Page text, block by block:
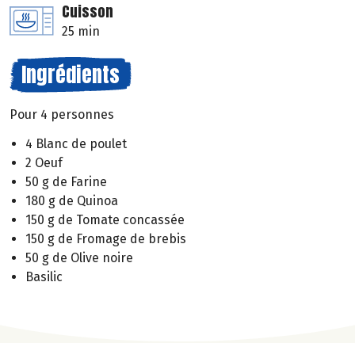
Cuisson
25 min
Ingrédients
Pour 4 personnes
4 Blanc de poulet
2 Oeuf
50 g de Farine
180 g de Quinoa
150 g de Tomate concassée
150 g de Fromage de brebis
50 g de Olive noire
Basilic